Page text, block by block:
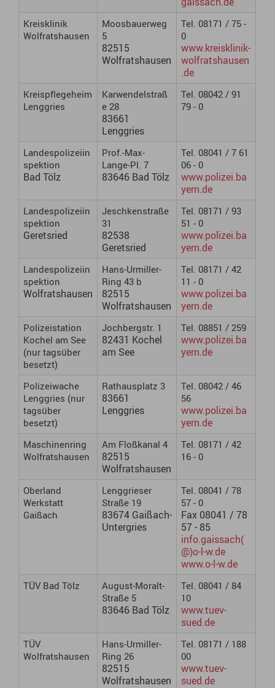
Kreisklinik
Wolfratshausen
Moosbauerweg
5
82515
Wolfratshausen
Tel. 08171 / 75 -
0
www.kreisklinik-
wolfratshausen
.de
Kreispflegeheim
Lenggries
Karwendelstraß
e 28
83661
Lenggries
Tel. 08042 / 91
79 - 0
Landespolizeiin
spektion
Bad Tölz
Prof.-Max-
Lange-Pl. 7
83646 Bad Tölz
Tel. 08041 / 7 61
06 - 0
www.polizei.ba
yern.de
Landespolizeiin
spektion
Geretsried
Jeschkenstraße
31
82538
Geretsried
Tel. 08171 / 93
51 - 0
www.polizei.ba
yern.de
Landespolizeiin
spektion
Wolfratshausen
Hans-Urmiller-
Ring 43 b
82515
Wolfratshausen
Tel. 08171 / 42
11 - 0
www.polizei.ba
yern.de
Polizeistation
Kochel am See
(nur tagsüber
besetzt)
Jochbergstr. 1
82431 Kochel
am See
Tel. 08851 / 259
www.polizei.ba
yern.de
Polizeiwache
Lenggries (nur
tagsüber
besetzt)
Rathausplatz 3
83661
Lenggries
Tel. 08042 / 46
56
www.polizei.ba
yern.de
Maschinenring
Wolfratshausen
Am Floßkanal 4
82515
Wolfratshausen
Tel. 08171 / 42
16 - 0
Oberland
Werkstatt
Gaißach
Lenggrieser
Straße 19
83674 Gaißach-
Untergries
Tel. 08041 / 78
57 - 0
Fax 08041 / 78
57 - 85
info.gaissach(
@)o-l-w.de
www.o-l-w.de
TÜV Bad Tölz
August-Moralt-
Straße 5
83646 Bad Tölz
Tel. 08041 / 84
10
www.tuev-
sued.de
TÜV
Wolfratshausen
Hans-Urmiller-
Ring 26
82515
Wolfratshausen
Tel. 08171 / 188
00
www.tuev-
sued.de